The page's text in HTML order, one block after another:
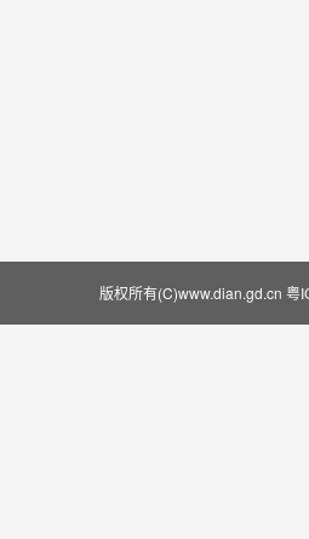
版权所有(C)www.dian.gd.cn 粤